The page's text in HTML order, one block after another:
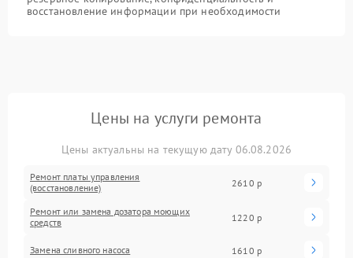
восстановление информации при необходимости
Цены на услуги ремонта
Цены актуальны на текущую дату 06.08.2026
Ремонт платы управления
(восстановление)
2610 р
Ремонт или замена дозатора моющих
средств
1220 р
Замена сливного насоса 1610 р